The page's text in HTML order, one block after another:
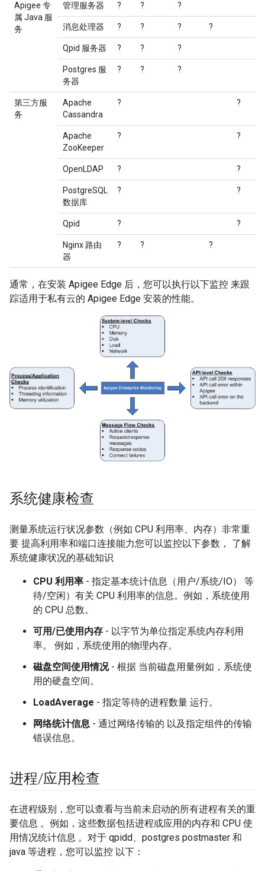
Apigee 专
属 Java 服
务
管理服务器 ? ? ?
消息处理器 ? ? ? ?
Qpid 服务器 ? ? ?
Postgres 服
务器
? ? ?
第三方服
务
Apache
Cassandra
? ?
Apache
ZooKeeper
? ?
OpenLDAP ? ?
PostgreSQL
数据库
? ?
Qpid ? ?
Nginx 路由
器
? ? ?
通常，在安装 Apigee Edge 后，您可以执行以下监控 来跟
踪适用于私有云的 Apigee Edge 安装的性能。
系统健康检查
测量系统运行状况参数（例如 CPU 利用率、内存）非常重
要 提高利用率和端口连接能力您可以监控以下参数， 了解
系统健康状况的基础知识
CPU 利用率 - 指定基本统计信息（用户/系统/IO） 等
待/空闲）有关 CPU 利用率的信息。例如，系统使用
的 CPU 总数。
可用/已使用内存 - 以字节为单位指定系统内存利用
率。 例如，系统使用的物理内存。
磁盘空间使用情况- 根据 当前磁盘用量例如，系统使
用的硬盘空间。
LoadAverage - 指定等待的进程数量 运行。
网络统计信息 - 通过网络传输的 以及指定组件的传输
错误信息。
进程/应用检查
在进程级别，您可以查看与当前未启动的所有进程有关的重
要信息 。例如，这些数据包括进程或应用的内存和 CPU 使
用情况统计信息 。对于 qpidd、postgres postmaster 和
java 等进程，您可以监控 以下：